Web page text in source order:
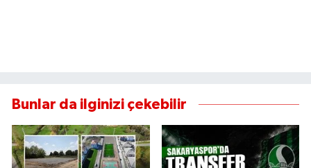
Bunlar da ilginizi çekebilir